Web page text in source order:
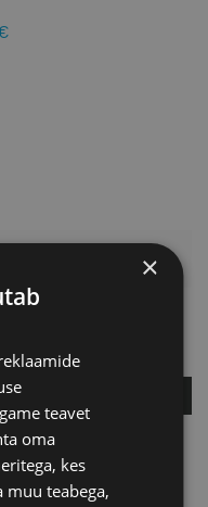
juhataja
ЗАДАЙТЕ ВОПРОС
×
teavet
oma
kes
muu teabega,